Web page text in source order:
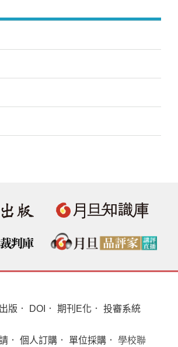
版 ． DOI ． 期刊E化 ． 投審系統
． 個人訂購 ． 單位採購 ． 學校聯